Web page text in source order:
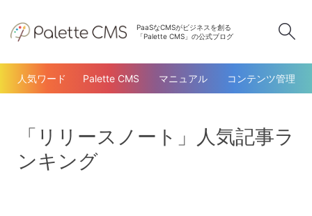
PaaSなCMSがビジネスを創る
「Palette CMS」の公式ブログ
人気ワード Palette CMS マニュアル コンテンツ管理
「リリースノート」人気記事ラ
ンキング